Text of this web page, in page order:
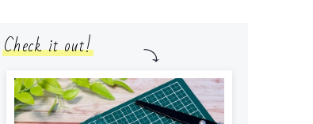
Check it out!